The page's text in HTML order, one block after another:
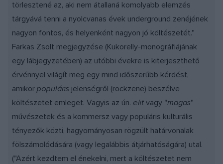
törlesztené az, aki nem átallaná komolyabb elemzés
tárgyává tenni a nyolcvanas évek underground zenéjének
nagyon fontos, és helyenként nagyon jó költészetét."
Farkas Zsolt megjegyzése (Kukorelly-monográfiájának
egy lábjegyzetében) az utóbbi évekre is kiterjeszthető
érvénnyel világít meg egy mind időszerűbb kérdést,
amikor populáris jelenségről (rockzene) beszélve
költészetet emleget. Vagyis az ún. elit vagy "magas"
művészetek és a kommersz vagy populáris kulturális
tényezők közti, hagyományosan rögzült határvonalak
fölszámolódására (vagy legalábbis átjárhatóságára) utal.
("Azért kezdtem el énekelni, mert a költészetet nem